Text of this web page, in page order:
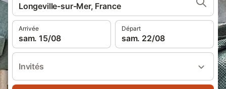
Longeville-sur-Mer, France
Arrivée
sam. 15/08
Départ
sam. 22/08
Invités